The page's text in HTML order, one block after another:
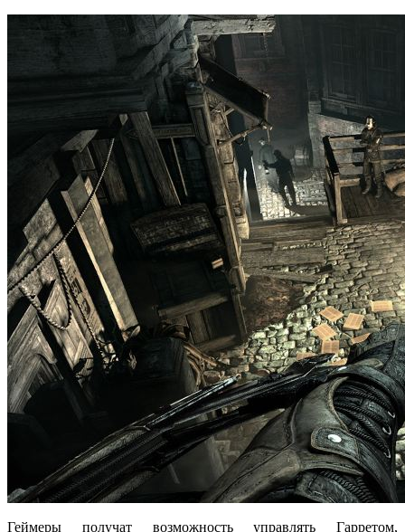
Геймеры получат возможность управлять Гарретом,